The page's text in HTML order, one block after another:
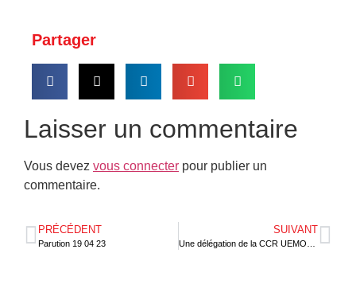
Partager
Laisser un commentaire
Vous devez vous connecter pour publier un
commentaire.
PRÉCÉDENT
Parution 19 04 23
SUIVANT